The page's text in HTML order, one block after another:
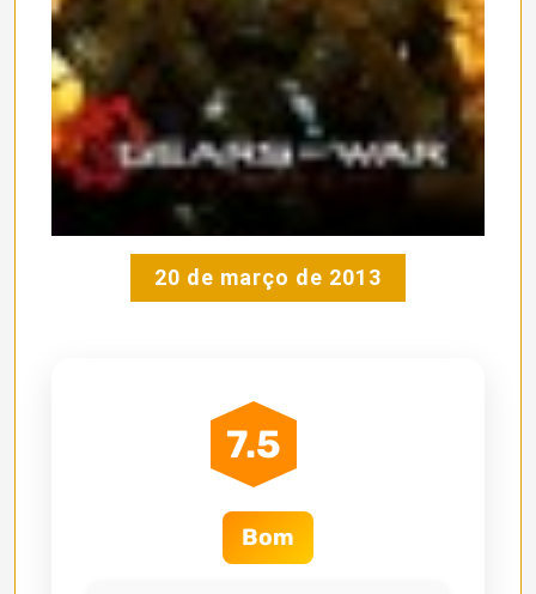
20 de março de 2013
7.5
Bom